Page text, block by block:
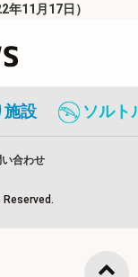
11月17日）
施設 ソルト
い合わせ